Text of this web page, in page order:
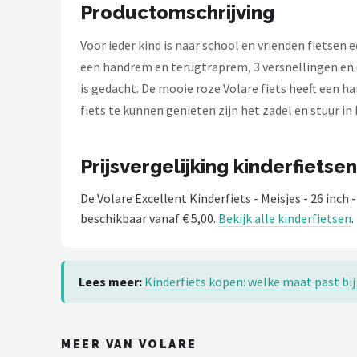
New Looxs
Schwalbe
Voltano
Shimano
Productomschrijving
Voor ieder kind is naar school en vrienden
een handrem en terugtraprem, 3 versnellingen
is gedacht. De mooie roze Volare fiets heeft een
fiets te kunnen genieten zijn het zadel en stuur
Prijsvergelijking kinderfietsen
De Volare Excellent Kinderfiets - Meisjes - 26 inch
beschikbaar vanaf € 5,00. Bekijk alle kinderfietsen.
Lees meer: Kinderfiets kopen: welke maat past bij
MEER VAN VOLARE